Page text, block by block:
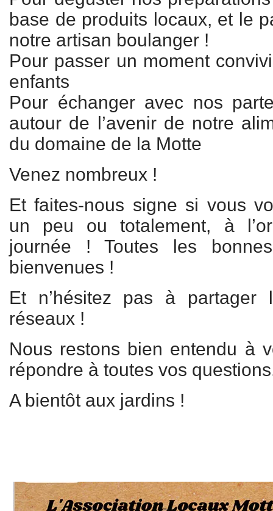
base de produits locaux, et le
notre artisan boulanger !
Pour passer un moment
enfants
Pour échanger avec nos
autour de l’avenir de notre
du domaine de la Motte
Venez nombreux !
Et faites-nous signe si vous
un peu ou totalement, à
journée ! Toutes les
bienvenues !
Et n’hésitez pas à partager
réseaux !
Nous restons bien entendu à
répondre à toutes vos
A bientôt aux jardins !